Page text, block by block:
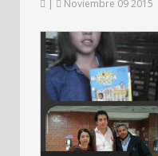
| Noviembre 09 2015